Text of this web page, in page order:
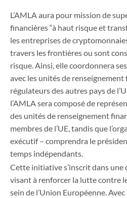
L’AMLA aura pour mission de
financières “à haut risque et
les entreprises de
travers les frontières ou sont
risque. Ainsi, elle coordonnera
avec les unités de renseignement
régulateurs des autres pays de
l’AMLA sera composé de
des unités de renseignement
membres de l’UE, tandis que
exécutif – comprendra le
temps indépendants.
Cette initiative s’inscrit dans une
visant à renforcer la lutte contre
sein de l’Union Européenne.